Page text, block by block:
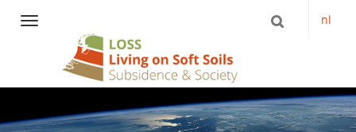
Navigation nl
to